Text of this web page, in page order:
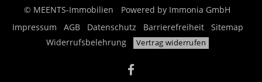
© MEENTS-Immobilien Powered by Immonia GmbH
Impressum
AGB Datenschutz Barrierefreiheit
Sitemap
Widerrufsbelehrung
Vertrag widerrufen